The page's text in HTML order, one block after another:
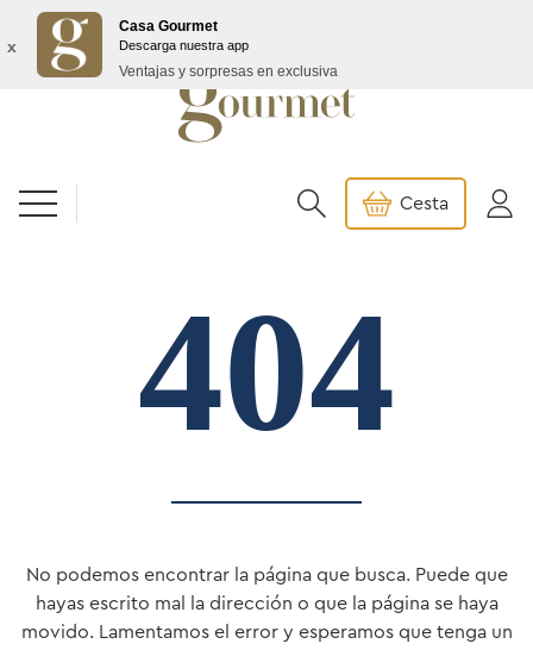
Envío GRATIS a partir de 99€/145€ Baleares
Cesta
404
No podemos encontrar la página que busca. Puede que
hayas escrito mal la dirección o que la página se haya
movido.
Lamentamos el error y esperamos que tenga un
x
Casa Gourmet
Descarga nuestra app
Ventajas y sorpresas en exclusiva